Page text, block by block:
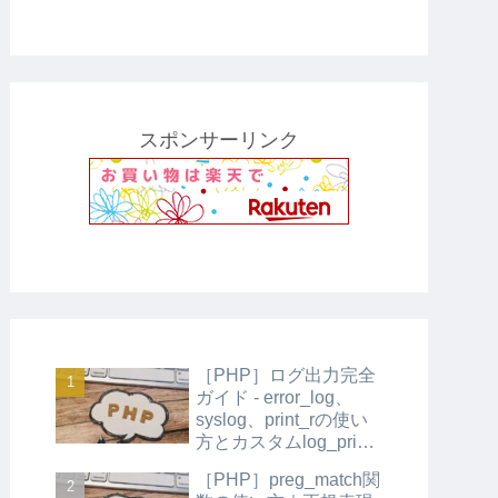
スポンサーリンク
［PHP］ログ出力完全
ガイド - error_log、
syslog、print_rの使い
方とカスタムlog_print
［PHP］preg_match関